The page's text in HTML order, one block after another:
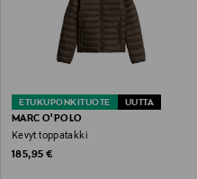
ETUKUPONKITUOTE UUTTA
MARC O'POLO
Kevyt toppatakki
Original Price
185,95 €